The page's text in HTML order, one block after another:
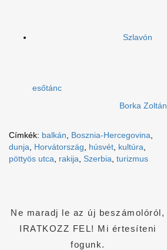
Szlavón
esőtánc
Borka Zoltán
Címkék: balkán Bosznia-Hercegovina
dunja
Horvátország húsvét kultúra
pöttyös utca
rakija Szerbia turizmus
Ne maradj le az új beszámolóról,
IRATKOZZ FEL! Mi értesíteni
fogunk.